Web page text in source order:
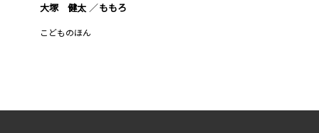
大塚 健太 ももろ
こどものほん